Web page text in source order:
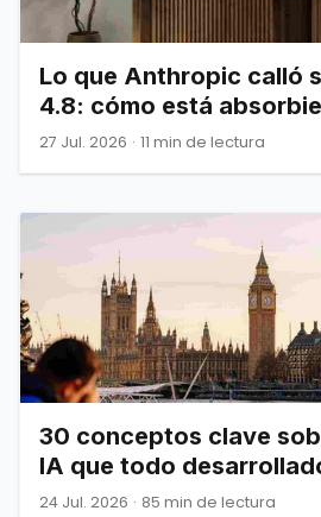
Lo que Anthropic calló
4.8: cómo está
infraestructura
27 Jul. 2026 · 11 min de lectura
30 conceptos clave
IA que todo
dominar
24 Jul. 2026 · 85 min de lectura